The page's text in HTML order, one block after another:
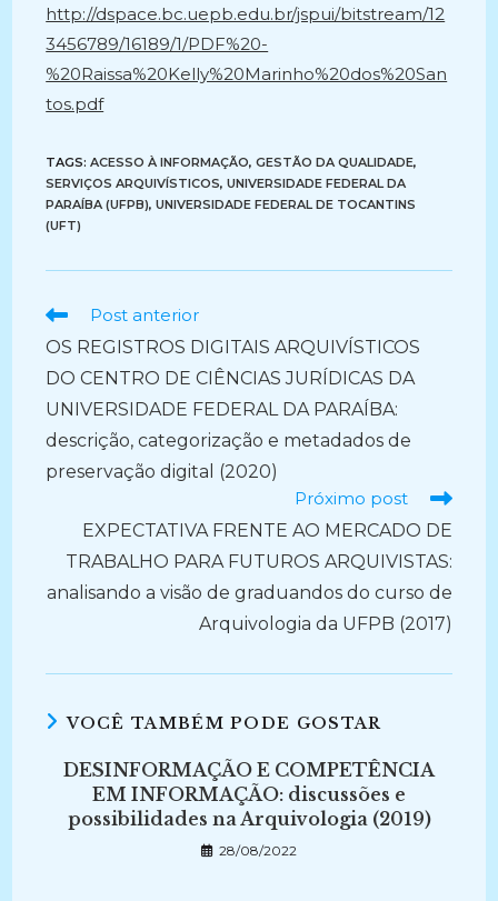
http://dspace.bc.uepb.edu.br/jspui/bitstream/12
3456789/16189/1/PDF%20-
%20Raissa%20Kelly%20Marinho%20dos%20San
tos.pdf
TAGS:ACESSO À INFORMAÇÃO, GESTÃO DA QUALIDADE,
SERVIÇOS ARQUIVÍSTICOS, UNIVERSIDADE FEDERAL DA
PARAÍBA (UFPB), UNIVERSIDADE FEDERAL DE TOCANTINS
(UFT)
Ler
artigos
Post anterior
OS REGISTROS DIGITAIS ARQUIVÍSTICOS
DO CENTRO DE CIÊNCIAS JURÍDICAS DA
UNIVERSIDADE FEDERAL DA PARAÍBA:
descrição, categorização e metadados de
preservação digital (2020)
Próximo post
EXPECTATIVA FRENTE AO MERCADO DE
TRABALHO PARA FUTUROS ARQUIVISTAS:
analisando a visão de graduandos do curso de
Arquivologia da UFPB (2017)
VOCÊ TAMBÉM PODE GOSTAR
DESINFORMAÇÃO E COMPETÊNCIA
EM INFORMAÇÃO: discussões e
possibilidades na Arquivologia (2019)
28/08/2022